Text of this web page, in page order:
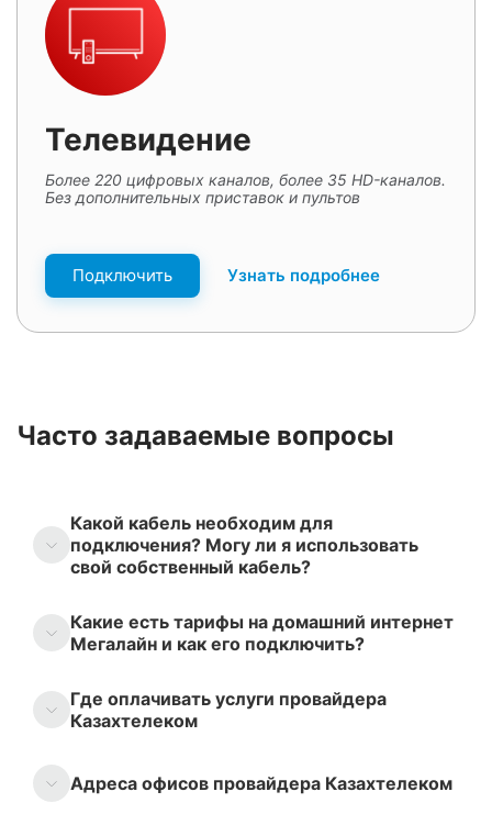
Телевидение
Более 220 цифровых каналов, более 35 HD-каналов.
Без дополнительных приставок и пультов
Подключить Узнать подробнее
Часто задаваемые вопросы
Какой кабель необходим для
подключения? Могу ли я использовать
свой собственный кабель?
Какие есть тарифы на домашний интернет
Мегалайн и как его подключить?
Где оплачивать услуги провайдера
Казахтелеком
Адреса офисов провайдера Казахтелеком